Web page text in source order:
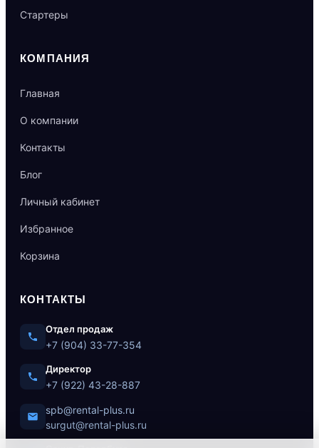
Стартеры
КОМПАНИЯ
Главная
О компании
Контакты
Блог
Личный кабинет
Избранное
Корзина
КОНТАКТЫ
Отдел продаж
+7 (904) 33-77-354
Директор
+7 (922) 43-28-887
spb@rental-plus.ru
surgut@rental-plus.ru